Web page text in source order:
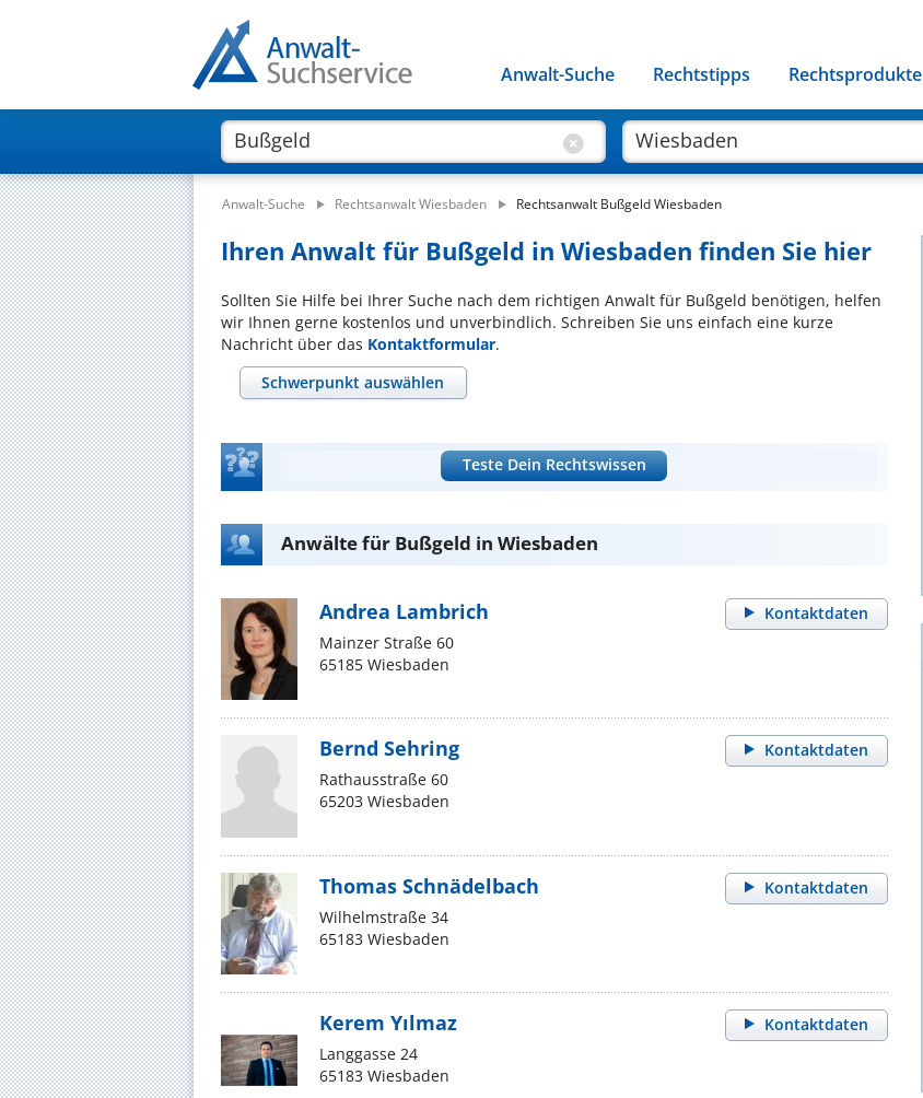
Anwalt-Suche Rechtstipps Rechtsprodukte
Anwalt-Suche Rechtsanwalt Wiesbaden Rechtsanwalt Bußgeld Wiesbaden
Ihren Anwalt für Bußgeld in Wiesbaden finden Sie hier
Sollten Sie Hilfe bei Ihrer Suche nach dem richtigen Anwalt für Bußgeld benötigen, helfen
wir Ihnen gerne kostenlos und unverbindlich. Schreiben Sie uns einfach eine kurze
Nachricht über das Kontaktformular.
Schwerpunkt auswählen
Teste Dein Rechtswissen
Anwälte für Bußgeld in Wiesbaden
Kontaktdaten
Andrea Lambrich
Mainzer Straße 60
65185 Wiesbaden
Kontaktdaten
Bernd Sehring
Rathausstraße 60
65203 Wiesbaden
Kontaktdaten
Thomas Schnädelbach
Wilhelmstraße 34
65183 Wiesbaden
Kontaktdaten
Kerem Yılmaz
Langgasse 24
65183 Wiesbaden